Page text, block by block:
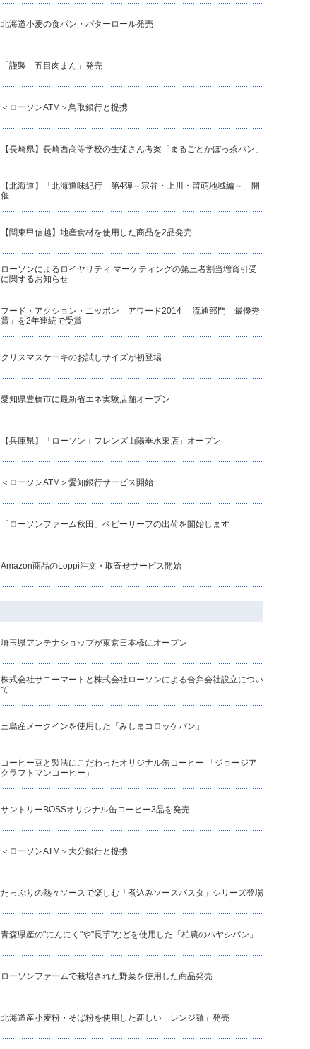
北海道小麦の食パン・バターロール発売
「謹製 五目肉まん」発売
＜ローソンATM＞鳥取銀行と提携
【長崎県】長崎西高等学校の生徒さん考案「まるごとかぼっ茶パン」
【北海道】「北海道味紀行 第4弾～宗谷・上川・留萌地域編～」開
催
【関東甲信越】地産食材を使用した商品を2品発売
ローソンによるロイヤリティ マーケティングの第三者割当増資引受
に関するお知らせ
フード・アクション・ニッポン アワード2014 「流通部門 最優秀
賞」を2年連続で受賞
クリスマスケーキのお試しサイズが初登場
愛知県豊橋市に最新省エネ実験店舗オープン
【兵庫県】「ローソン＋フレンズ山陽垂水東店」オープン
＜ローソンATM＞愛知銀行サービス開始
「ローソンファーム秋田」ベビーリーフの出荷を開始します
Amazon商品のLoppi注文・取寄せサービス開始
埼玉県アンテナショップが東京日本橋にオープン
株式会社サニーマートと株式会社ローソンによる合弁会社設立につい
て
三島産メークインを使用した「みしまコロッケパン」
コーヒー豆と製法にこだわったオリジナル缶コーヒー 「ジョージア
クラフトマンコーヒー」
サントリーBOSSオリジナル缶コーヒー3品を発売
＜ローソンATM＞大分銀行と提携
たっぷりの熱々ソースで楽しむ「煮込みソースパスタ」シリーズ登場
青森県産の"にんにく"や"長芋"などを使用した「柏農のハヤシパン」
ローソンファームで栽培された野菜を使用した商品発売
北海道産小麦粉・そば粉を使用した新しい「レンジ麺」発売